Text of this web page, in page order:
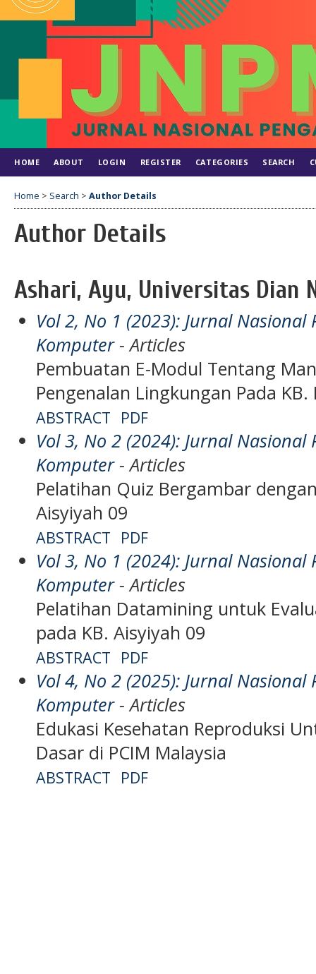
HOME ABOUT LOGIN REGISTER CATEGORIES SEARCH
Home > Search > Author Details
Author Details
Ashari, Ayu, Universitas Dian
Vol 2, No 1 (2023): Jurnal
Komputer- Articles
Pembuatan E-Modul Tentang
Pengenalan Lingkungan Pada
ABSTRACT PDF
Vol 3, No 2 (2024): Jurnal
Komputer- Articles
Pelatihan Quiz Bergambar
Aisyiyah 09
ABSTRACT PDF
Vol 3, No 1 (2024): Jurnal
Komputer- Articles
Pelatihan Datamining untuk
pada KB. Aisyiyah 09
ABSTRACT PDF
Vol 4, No 2 (2025): Jurnal
Komputer- Articles
Edukasi Kesehatan Reproduksi
Dasar di PCIM Malaysia
ABSTRACT PDF